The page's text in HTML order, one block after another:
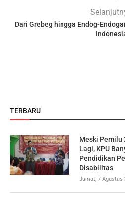
Dari Grebeg hingga Endog-
TERBARU
Meski Pemilu
Lagi, KPU
Pendidikan
Disabilitas
Jumat, 7 Agustus